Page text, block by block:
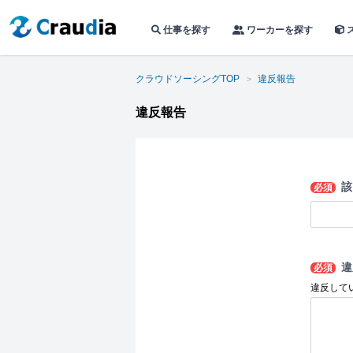
仕事を探す ワーカーを探す
クラウドソーシングTOP 違反報告
違反報告
必須
必須
違反して